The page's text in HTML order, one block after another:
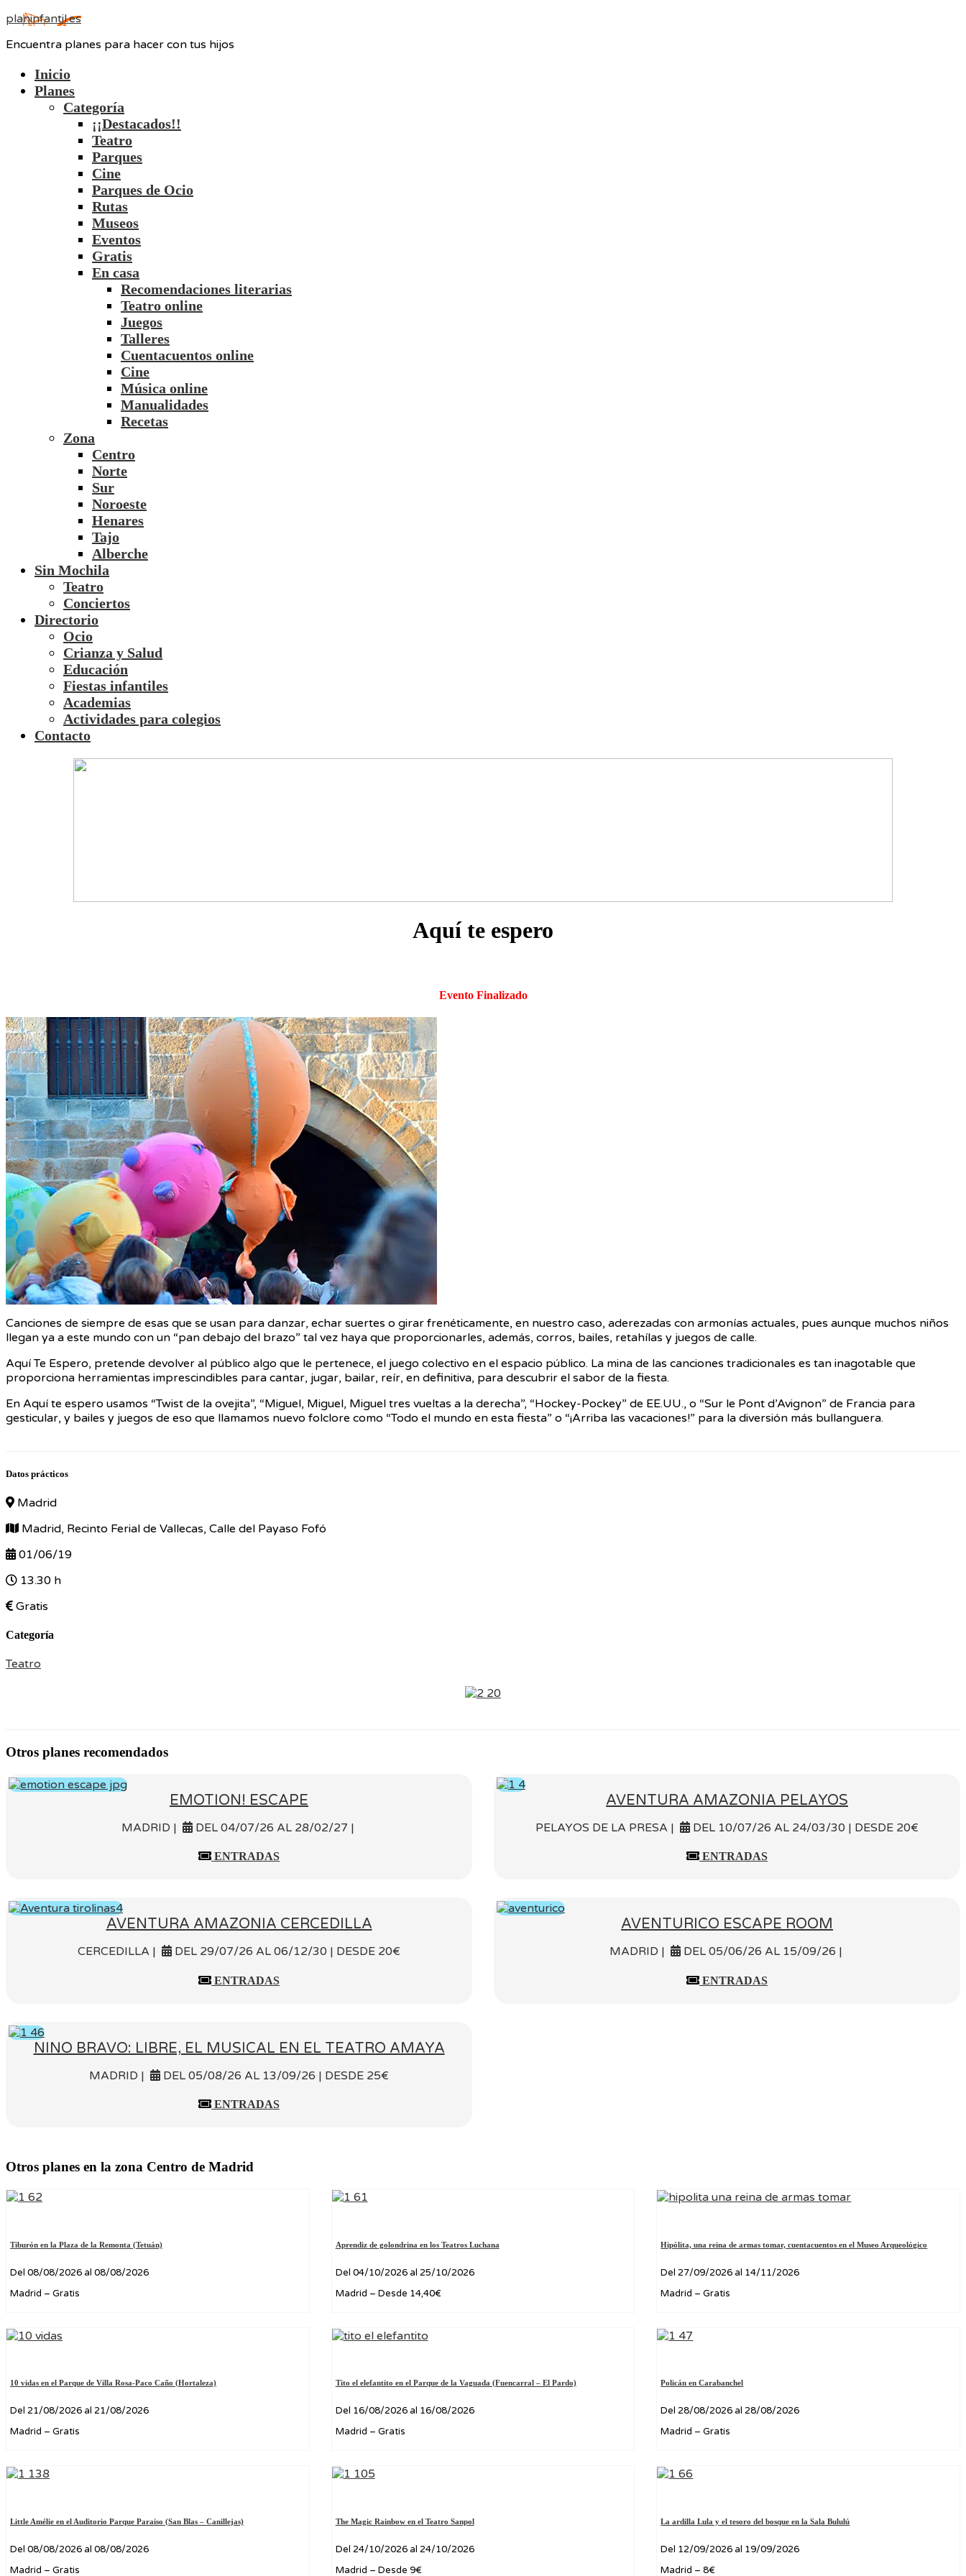
planinfantil.es
Encuentra planes para hacer con tus hijos
Inicio
Planes
Categoría
¡¡Destacados!!
Teatro
Parques
Cine
Parques de Ocio
Rutas
Museos
Eventos
Gratis
En casa
Recomendaciones literarias
Teatro online
Juegos
Talleres
Cuentacuentos online
Cine
Música online
Manualidades
Recetas
Zona
Centro
Norte
Sur
Noroeste
Henares
Tajo
Alberche
Sin Mochila
Teatro
Conciertos
Directorio
Ocio
Crianza y Salud
Educación
Fiestas infantiles
Academias
Actividades para colegios
Contacto
Aquí te espero
Evento Finalizado
Canciones de siempre de esas que se usan para danzar, echar suertes o girar frenéticamente, en nuestro caso, aderezadas con armonías actuales, pues aunque muchos niños
llegan ya a este mundo con un “pan debajo del brazo” tal vez haya que proporcionarles, además, corros, bailes, retahílas y juegos de calle.
Aquí Te Espero, pretende devolver al público algo que le pertenece, el juego colectivo en el espacio público. La mina de las canciones tradicionales es tan inagotable que
proporciona herramientas imprescindibles para cantar, jugar, bailar, reír, en definitiva, para descubrir el sabor de la fiesta.
En Aquí te espero usamos “Twist de la ovejita”, “Miguel, Miguel, Miguel tres vueltas a la derecha”, “Hockey-Pockey” de EE.UU., o “Sur le Pont d’Avignon” de Francia para
gesticular, y bailes y juegos de eso que llamamos nuevo folclore como “Todo el mundo en esta fiesta” o “¡Arriba las vacaciones!” para la diversión más bullanguera.
Datos prácticos
Madrid
Madrid, Recinto Ferial de Vallecas, Calle del Payaso Fofó
01/06/19
13.30 h
Gratis
Categoría
Teatro
Otros planes recomendados
EMOTION! ESCAPE
MADRID | DEL 04/07/26 AL 28/02/27 |
ENTRADAS
AVENTURA AMAZONIA PELAYOS
PELAYOS DE LA PRESA | DEL 10/07/26 AL 24/03/30 | DESDE 20€
ENTRADAS
AVENTURA AMAZONIA CERCEDILLA
CERCEDILLA | DEL 29/07/26 AL 06/12/30 | DESDE 20€
ENTRADAS
AVENTURICO ESCAPE ROOM
MADRID | DEL 05/06/26 AL 15/09/26 |
ENTRADAS
NINO BRAVO: LIBRE, EL MUSICAL EN EL TEATRO AMAYA
MADRID | DEL 05/08/26 AL 13/09/26 | DESDE 25€
ENTRADAS
Otros planes en la zona Centro de Madrid
Tiburón en la Plaza de la Remonta (Tetuán)
Del 08/08/2026 al 08/08/2026
Madrid – Gratis
Aprendiz de golondrina en los Teatros Luchana
Del 04/10/2026 al 25/10/2026
Madrid – Desde 14,40€
Hipólita, una reina de armas tomar, cuentacuentos en el Museo Arqueológico
Del 27/09/2026 al 14/11/2026
Madrid – Gratis
10 vidas en el Parque de Villa Rosa-Paco Caño (Hortaleza)
Del 21/08/2026 al 21/08/2026
Madrid – Gratis
Tito el elefantito en el Parque de la Vaguada (Fuencarral – El Pardo)
Del 16/08/2026 al 16/08/2026
Madrid – Gratis
Policán en Carabanchel
Del 28/08/2026 al 28/08/2026
Madrid – Gratis
Little Amélie en el Auditorio Parque Paraiso (San Blas – Canillejas)
Del 08/08/2026 al 08/08/2026
Madrid – Gratis
The Magic Rainbow en el Teatro Sanpol
Del 24/10/2026 al 24/10/2026
Madrid – Desde 9€
La ardilla Lula y el tesoro del bosque en la Sala Bululú
Del 12/09/2026 al 19/09/2026
Madrid – 8€